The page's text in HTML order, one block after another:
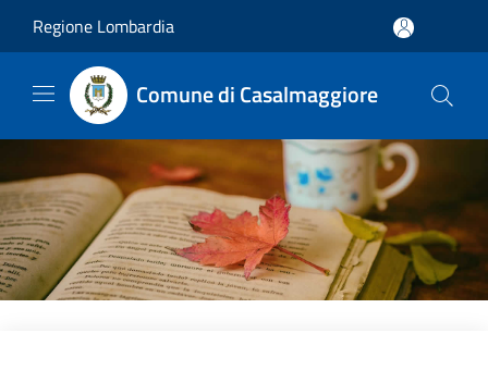
Regione Lombardia
Comune di Casalmaggiore